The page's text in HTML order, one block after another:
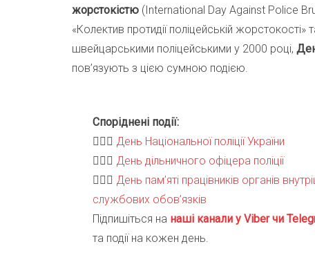
жорстокістю (International Day Against Police
«Колектив протидії поліцейській
швейцарськими поліцейськими у 2000 році,
пов’язують з цією сумною подією.
Споріднені події:
👩🏻‍✈️ День Національної поліції України
🧑🏼‍✈️ День дільничного офіцера поліції
👨🏻‍✈️ День пам’яті працівників органів
службових обов’язків
Підпишіться на наші канали у Viber чи
та події на кожен день.